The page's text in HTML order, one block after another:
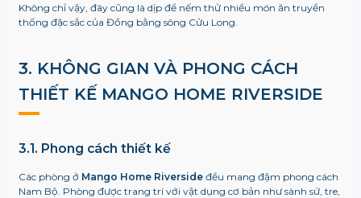
Không chỉ vậy, đây cũng là dịp để nếm thử nhiều món ăn truyền
thống đặc sắc của Đồng bằng sông Cửu Long.
3. KHÔNG GIAN VÀ PHONG CÁCH
THIẾT KẾ MANGO HOME RIVERSIDE
3.1. Phong cách thiết kế
Các phòng ở Mango Home Riversideđều mang đậm phong cách
Nam Bộ. Phòng được trang trí với vật dụng cơ bản như sành sứ, tre,